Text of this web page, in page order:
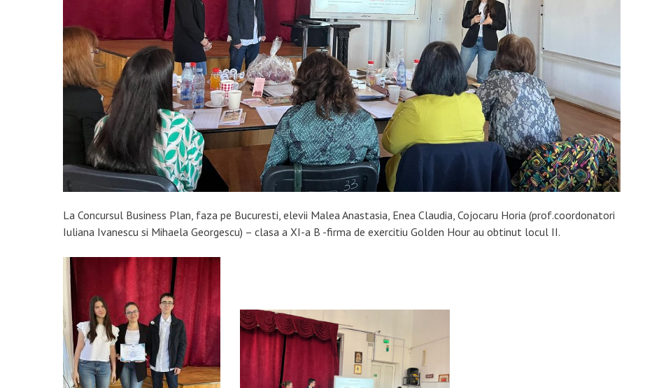
Hit enter to search or ESC to close
La Concursul Business Plan, faza pe Bucuresti, elevii Malea Anastasia, Enea Claudia, Cojocaru Horia (prof.coordonatori
Iuliana Ivanescu si Mihaela Georgescu) – clasa a XI-a B -firma de exercitiu Golden Hour au obtinut locul II.